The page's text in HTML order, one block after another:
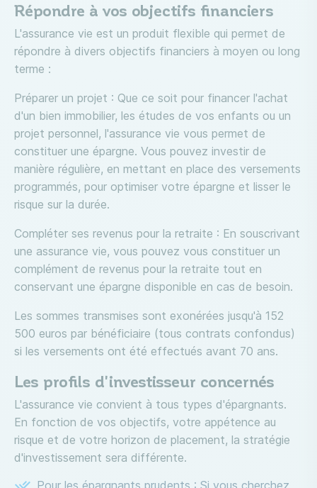
Répondre à vos objectifs financiers
L'assurance vie est un produit flexible qui permet de
répondre à divers objectifs financiers à moyen ou long
terme :
Préparer un projet : Que ce soit pour financer l'achat
d'un bien immobilier, les études de vos enfants ou un
projet personnel, l'assurance vie vous permet de
constituer une épargne. Vous pouvez investir de
manière régulière, en mettant en place des versements
programmés, pour optimiser votre épargne et lisser le
risque sur la durée.
Compléter ses revenus pour la retraite : En souscrivant
une assurance vie, vous pouvez vous constituer un
complément de revenus pour la retraite tout en
conservant une épargne disponible en cas de besoin.
Les sommes transmises sont exonérées jusqu'à 152
500 euros par bénéficiaire (tous contrats confondus)
si les versements ont été effectués avant 70 ans.
Les profils d'investisseur concernés
L'assurance vie convient à tous types d'épargnants.
En fonction de vos objectifs, votre appétence au
risque et de votre horizon de placement, la stratégie
d'investissement sera différente.